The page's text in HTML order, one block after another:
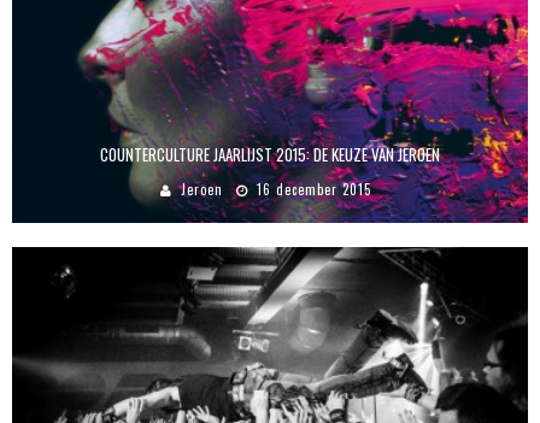
COUNTERCULTURE JAARLIJST 2015: DE KEUZE VAN JEROEN
Jeroen 16 december 2015